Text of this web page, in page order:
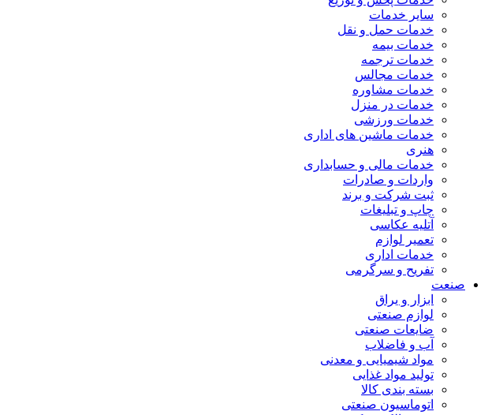
سایر خدمات
خدمات حمل و نقل
خدمات بیمه
خدمات ترجمه
خدمات مجالس
خدمات مشاوره
خدمات در منزل
خدمات ورزشی
خدمات ماشین های اداری
هنری
خدمات مالی و حسابداری
واردات و صادرات
ثبت شرکت و برند
چاپ و تبلیغات
آتلیه عکاسی
تعمیر لوازم
خدمات اداری
تفریح و سرگرمی
صنعت
ابزار و یراق
لوازم صنعتی
ضایعات صنعتی
آب و فاضلاب
مواد شیمیایی و معدنی
تولید مواد غذایی
بسته بندی کالا
اتوماسیون صنعتی